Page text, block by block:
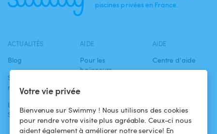
Votre vie privée
Bienvenue sur Swimmy ! Nous utilisons des cookies
pour rendre votre visite plus agréable. Ceux-ci nous
aident également à améliorer notre service! En
piscines privées en France.
ACTUALITÉS
Blog
Swimmy dans les
médias
L'aventure
Swimmy
AIDE
Pour les
baigneurs
Louer ma piscine
Comment ça
AIDE
Centre d'aide
confidentialité
Mentions légales